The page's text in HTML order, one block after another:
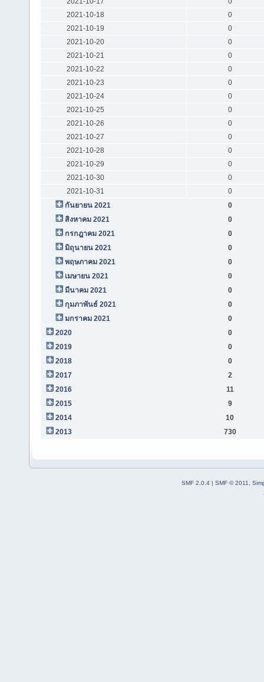
2021-10-18
0
2021-10-19
0
2021-10-20
0
2021-10-21
0
2021-10-22
0
2021-10-23
0
2021-10-24
0
2021-10-25
0
2021-10-26
0
2021-10-27
0
2021-10-28
0
2021-10-29
0
2021-10-30
0
2021-10-31
0
กันยายน 2021
0
สิงหาคม 2021
0
กรกฎาคม 2021
0
มิถุนายน 2021
0
พฤษภาคม 2021
0
เมษายน 2021
0
มีนาคม 2021
0
กุมภาพันธ์ 2021
0
มกราคม 2021
0
2020
0
2019
0
2018
0
2017
2
2016
11
2015
9
2014
10
2013
730
SMF 2.0.4 | SMF © 2011